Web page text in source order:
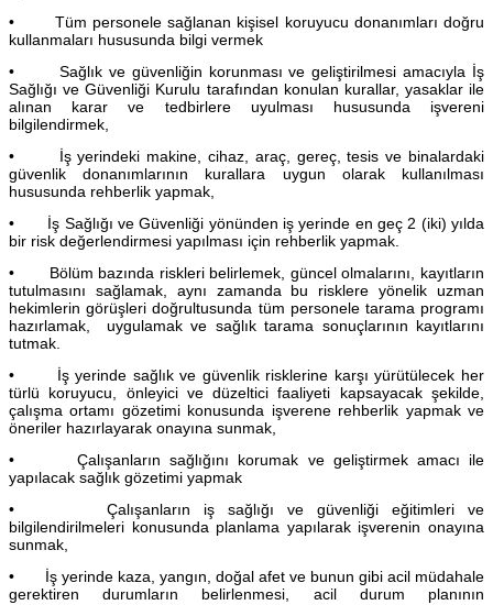
• Tüm personele sağlanan kişisel koruyucu donanımları doğru
kullanmaları hususunda bilgi vermek
• Sağlık ve güvenliğin korunması ve geliştirilmesi amacıyla İş
Sağlığı ve Güvenliği Kurulu tarafından konulan kurallar, yasaklar ile
alınan karar ve tedbirlere uyulması hususunda işvereni
bilgilendirmek,
• İş yerindeki makine, cihaz, araç, gereç, tesis ve binalardaki
güvenlik donanımlarının kurallara uygun olarak kullanılması
hususunda rehberlik yapmak,
• İş Sağlığı ve Güvenliği yönünden iş yerinde en geç 2 (iki) yılda
bir risk değerlendirmesi yapılması için rehberlik yapmak.
• Bölüm bazında riskleri belirlemek, güncel olmalarını, kayıtların
tutulmasını sağlamak, aynı zamanda bu risklere yönelik uzman
hekimlerin görüşleri doğrultusunda tüm personele tarama programı
hazırlamak, uygulamak ve sağlık tarama sonuçlarının kayıtlarını
tutmak.
• İş yerinde sağlık ve güvenlik risklerine karşı yürütülecek her
türlü koruyucu, önleyici ve düzeltici faaliyeti kapsayacak şekilde,
çalışma ortamı gözetimi konusunda işverene rehberlik yapmak ve
öneriler hazırlayarak onayına sunmak,
• Çalışanların sağlığını korumak ve geliştirmek amacı ile
yapılacak sağlık gözetimi yapmak
• Çalışanların iş sağlığı ve güvenliği eğitimleri ve
bilgilendirilmeleri konusunda planlama yapılarak işverenin onayına
sunmak,
• İş yerinde kaza, yangın, doğal afet ve bunun gibi acil müdahale
gerektiren durumların belirlenmesi, acil durum planının